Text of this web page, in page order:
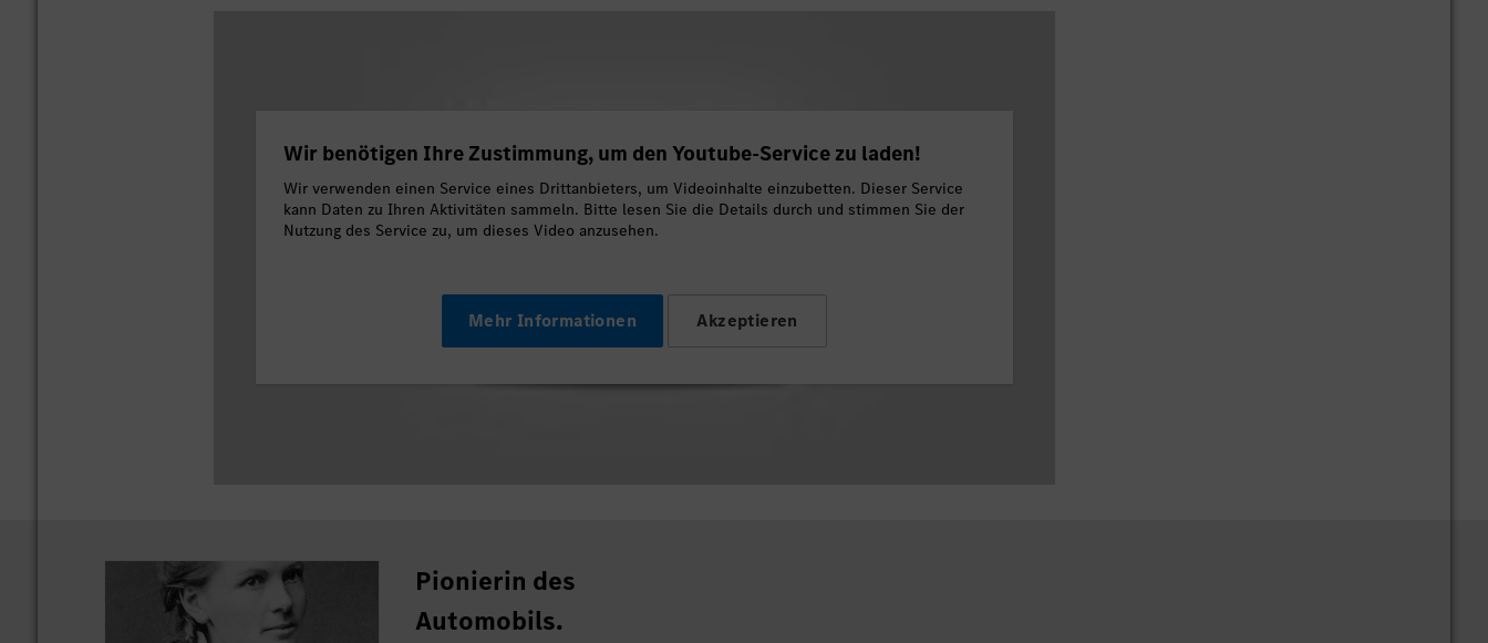
Wir benötigen Ihre Zustimmung, um den Youtube-Service zu laden!
Wir verwenden einen Service eines Drittanbieters, um Videoinhalte einzubetten. Dieser Service
kann Daten zu Ihren Aktivitäten sammeln. Bitte lesen Sie die Details durch und stimmen Sie der
Nutzung des Service zu, um dieses Video anzusehen.
Mehr Informationen Akzeptieren
Pionierin des
Automobils.